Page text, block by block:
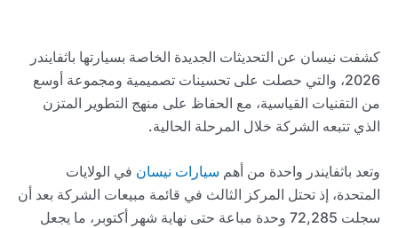
كشفت نيسان عن التحديثات الجديدة الخاصة بسيارتها باثفايندر
2026، والتي حصلت على تحسينات تصميمية ومجموعة أوسع
من التقنيات القياسية، مع الحفاظ على منهج التطوير المتزن
الذي تتبعه الشركة خلال المرحلة الحالية.
وتعد باثفايندر واحدة من أهم سيارات نيسان في الولايات
المتحدة، إذ تحتل المركز الثالث في قائمة مبيعات الشركة بعد أن
سجلت 72,285 وحدة مباعة حتى نهاية شهر أكتوبر، ما يجعل